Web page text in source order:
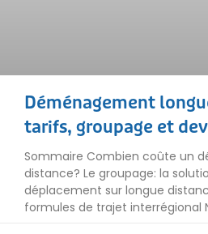
Déménagement
tarifs, groupage et
Sommaire Combien coûte un
distance? Le groupage: la
déplacement sur longue
formules de trajet interrégional